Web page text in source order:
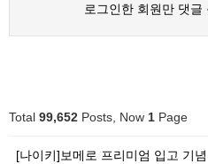
로그인한 회원만 댓글
Total 99,652 Posts, Now 1 Page
[나이키]보메로 프리미엄 입고 기